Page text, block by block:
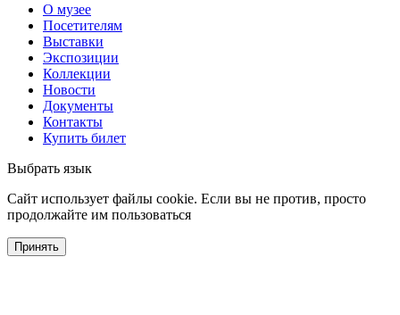
О музее
Посетителям
Выставки
Экспозиции
Коллекции
Новости
Документы
Контакты
Купить билет
Выбрать язык
Cайт использует файлы cookie. Если вы не против, просто
продолжайте им пользоваться
Принять